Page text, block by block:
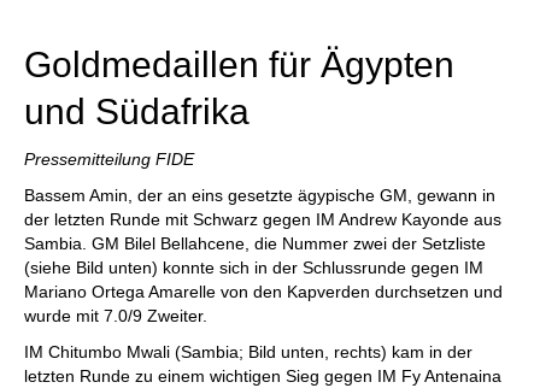
individueller als je zuvor.
Goldmedaillen für Ägypten
und Südafrika
Pressemitteilung FIDE
Bassem Amin, der an eins gesetzte ägypische GM, gewann in
der letzten Runde mit Schwarz gegen IM Andrew Kayonde aus
Sambia. GM Bilel Bellahcene, die Nummer zwei der Setzliste
(siehe Bild unten) konnte sich in der Schlussrunde gegen IM
Mariano Ortega Amarelle von den Kapverden durchsetzen und
wurde mit 7.0/9 Zweiter.
IM Chitumbo Mwali (Sambia; Bild unten, rechts) kam in der
letzten Runde zu einem wichtigen Sieg gegen IM Fy Antenaina